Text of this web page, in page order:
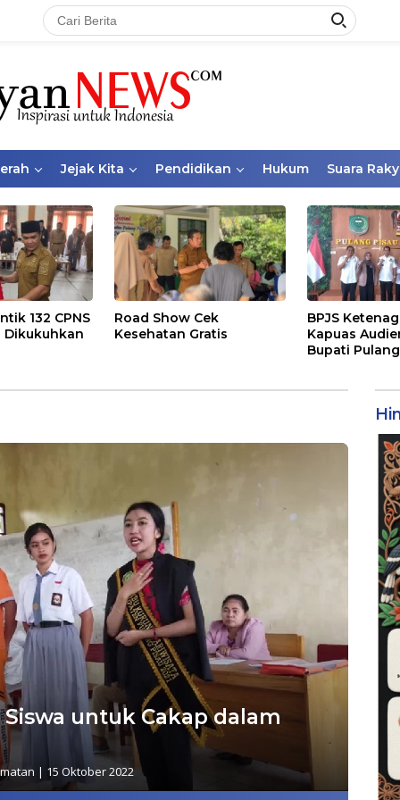
Jejak Kita Pendidikan Hukum Suara
132 CPNS
Dikukuhkan
Road Show Cek
Kesehatan Gratis
BPJS
Kapuas
Bupati
untuk Cakap dalam
| 15 Oktober 2022